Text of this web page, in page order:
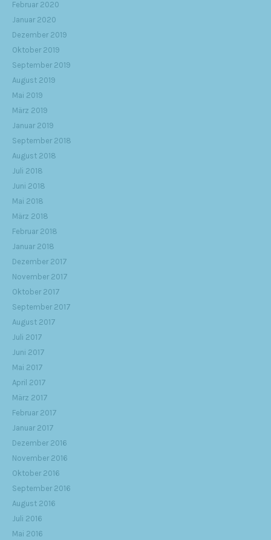
Februar 2020
Januar 2020
Dezember 2019
Oktober 2019
September 2019
August 2019
Mai 2019
März 2019
Januar 2019
September 2018
August 2018
Juli 2018
Juni 2018
Mai 2018
März 2018
Februar 2018
Januar 2018
Dezember 2017
November 2017
Oktober 2017
September 2017
August 2017
Juli 2017
Juni 2017
Mai 2017
April 2017
März 2017
Februar 2017
Januar 2017
Dezember 2016
November 2016
Oktober 2016
September 2016
August 2016
Juli 2016
Mai 2016